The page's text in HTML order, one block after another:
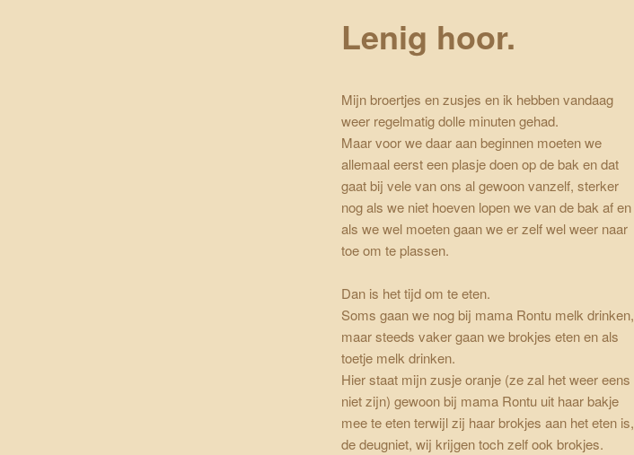
Lenig hoor.
Mijn broertjes en zusjes en ik hebben vandaag
weer regelmatig dolle minuten gehad.
Maar voor we daar aan beginnen moeten we
allemaal eerst een plasje doen op de bak en dat
gaat bij vele van ons al gewoon vanzelf, sterker
nog als we niet hoeven lopen we van de bak af en
als we wel moeten gaan we er zelf wel weer naar
toe om te plassen.
Dan is het tijd om te eten.
Soms gaan we nog bij mama Rontu melk drinken,
maar steeds vaker gaan we brokjes eten en als
toetje melk drinken.
Hier staat mijn zusje oranje (ze zal het weer eens
niet zijn) gewoon bij mama Rontu uit haar bakje
mee te eten terwijl zij haar brokjes aan het eten is,
de deugniet, wij krijgen toch zelf ook brokjes.